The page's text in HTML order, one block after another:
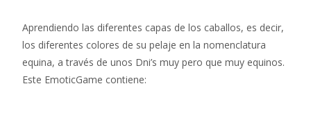
Aprendiendo las diferentes capas de los caballos, es decir,
los diferentes colores de su pelaje en la nomenclatura
equina, a través de unos Dni’s muy pero que muy equinos.
Este EmoticGame contiene: